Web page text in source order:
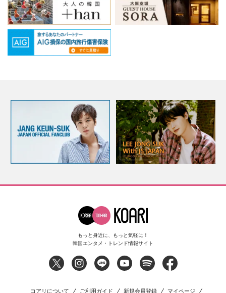
もっと身近に、もっと気軽に！
韓国エンタメ・トレンド情報サイト
コアリについて ご利用ガイド 新規会員登録 マイページ